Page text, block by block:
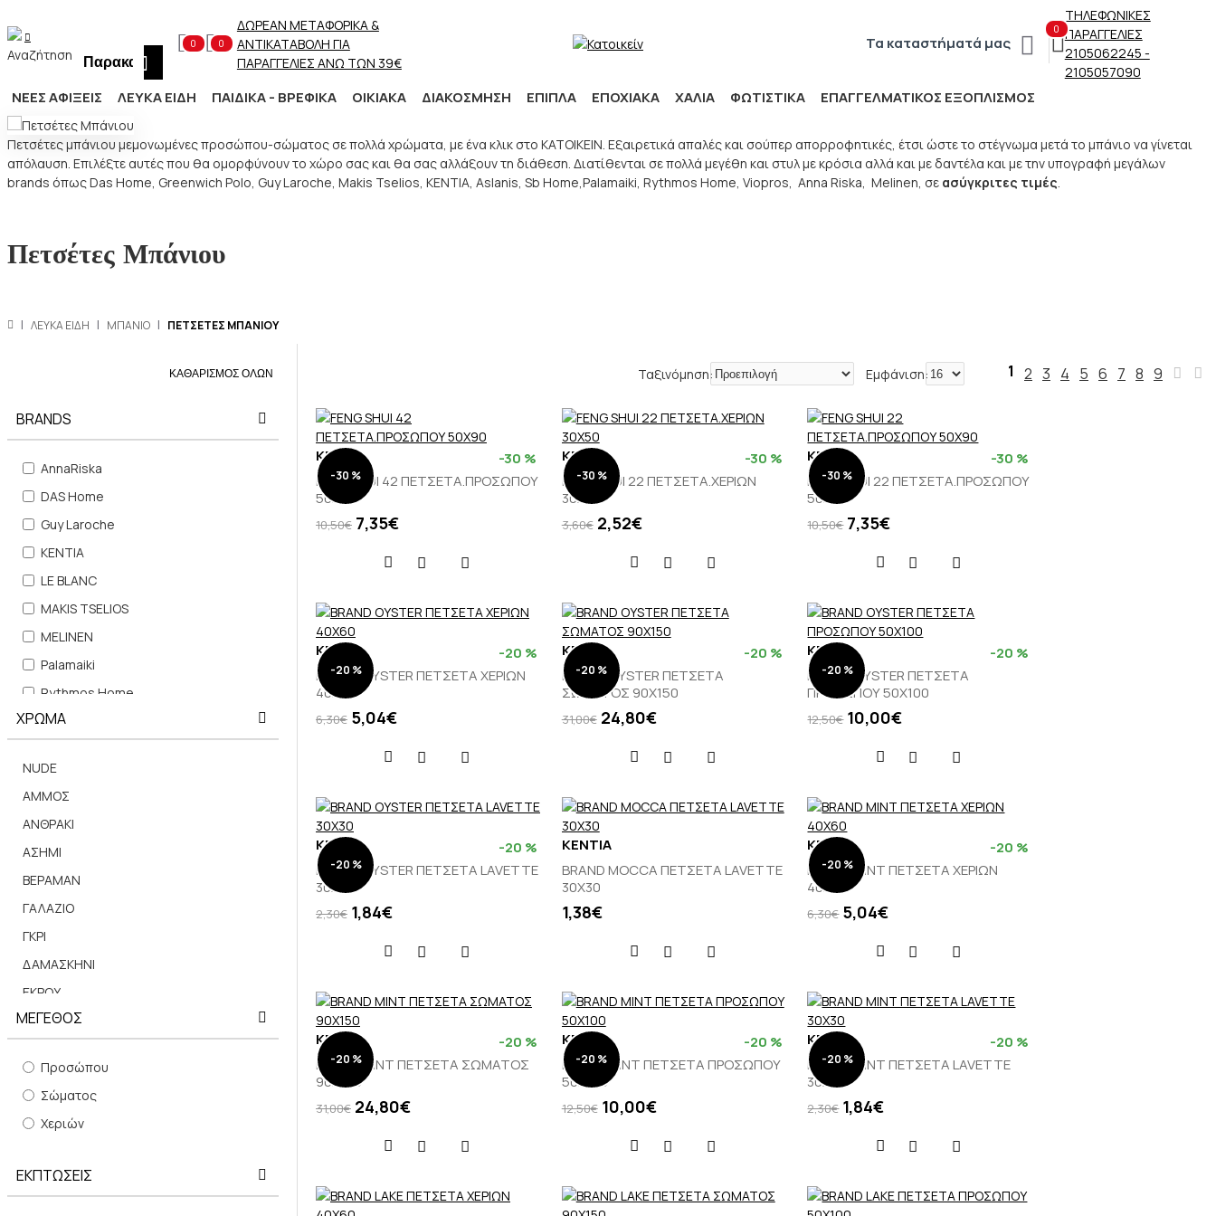
Αναζήτηση
0 0
ΔΩΡΕΑΝ ΜΕΤΑΦΟΡΙΚΑ &
ΑΝΤΙΚΑΤΑΒΟΛΗ ΓΙΑ
ΠΑΡΑΓΓΕΛΙΕΣ ΑΝΩ ΤΩΝ 39€
Τα καταστήματά μας
0
ΤΗΛΕΦΩΝΙΚΕΣ
ΠΑΡΑΓΓΕΛΙΕΣ
2105062245 -
2105057090
ΝΕΕΣ ΑΦΙΞΕΙΣ ΛΕΥΚΑ ΕΙΔΗ ΠΑΙΔΙΚΑ - ΒΡΕΦΙΚΑ ΟΙΚΙΑΚΑ ΔΙΑΚΟΣΜΗΣΗ ΕΠΙΠΛΑ ΕΠΟΧΙΑΚΑ ΧΑΛΙΑ ΦΩΤΙΣΤΙΚΑ ΕΠΑΓΓΕΛΜΑΤΙΚΟΣ ΕΞΟΠΛΙΣΜΟΣ
Πετσέτες μπάνιου μεμονωμένες προσώπου-σώματος σε πολλά χρώματα, με ένα κλικ στο ΚΑΤΟΙΚΕΙΝ. Εξαιρετικά απαλές και σούπερ απορροφητικές, έτσι ώστε το στέγνωμα μετά το μπάνιο να γίνεται
απόλαυση. Επιλέξτε αυτές που θα ομορφύνουν το χώρο σας και θα σας αλλάξουν τη διάθεση. Διατίθενται σε πολλά μεγέθη και στυλ με κρόσια αλλά και με δαντέλα και με την υπογραφή μεγάλων
brands όπως Das Home, Greenwich Polo, Guy Laroche, Makis Tselios, ΚΕΝΤΙΑ, Aslanis, Sb Home,Palamaiki, Rythmos Home, Viopros, Αnna Riska, Melinen, σε ασύγκριτες τιμές.
Πετσέτες Μπάνιου
ΛΕΥΚΑ ΕΙΔΗ ΜΠΑΝΙΟ ΠΕΤΣΕΤΕΣ MΠΑΝΙΟΥ
ΚΑΘΑΡΙΣΜΟΣ ΟΛΩΝ
BRANDS
AnnaRiska
DAS Home
Guy Laroche
KENTIA
LE BLANC
MAKIS TSELIOS
MELINEN
Palamaiki
Rythmos Home
Viopros
BASSETTI
GREENWICH POLO CLUB
TOMMY HILFIGER
ΧΡΩΜΑ
NUDE
ΑΜΜΟΣ
ΑΝΘΡΑΚΙ
ΑΣΗΜΙ
ΒΕΡΑΜΑΝ
ΓΑΛΑΖΙΟ
ΓΚΡΙ
ΔΑΜΑΣΚΗΝΙ
ΕΚΡΟΥ
ΙΒΟΥΑΡ
ΚΕΡΑΜΙΔΙ
ΚΙΤΡΙΝΟ
ΚΟΚΚΙΝΟ
ΜΕΓΕΘΟΣ
Προσώπου
Σώματος
Χεριών
ΕΚΠΤΩΣΕΙΣ
Ταξινόμηση: Εμφάνιση: 1 2 3 4 5 6 7 8 9
-30 %
-30 %
KENTIA
FENG SHUI 42 ΠΕΤΣΕΤΑ.ΠΡΟΣΩΠΟΥ
50X90
10,50€ 7,35€
-30 %
-30 %
KENTIA
FENG SHUI 22 ΠΕΤΣΕΤΑ.ΧΕΡΙΩΝ
30X50
3,60€ 2,52€
-30 %
-30 %
KENTIA
FENG SHUI 22 ΠΕΤΣΕΤΑ.ΠΡΟΣΩΠΟΥ
50Χ90
10,50€ 7,35€
-20 %
-20 %
KENTIA
BRAND OYSTER ΠΕΤΣΕΤΑ ΧΕΡΙΩΝ
40X60
6,30€ 5,04€
-20 %
-20 %
KENTIA
BRAND OYSTER ΠΕΤΣΕΤΑ
ΣΩΜΑΤΟΣ 90Χ150
31,00€ 24,80€
-20 %
-20 %
KENTIA
BRAND OYSTER ΠΕΤΣΕΤΑ
ΠΡΟΣΩΠΟΥ 50Χ100
12,50€ 10,00€
-20 %
-20 %
KENTIA
BRAND OYSTER ΠΕΤΣΕΤΑ LAVETTE
30Χ30
2,30€ 1,84€
KENTIA
BRAND MOCCA ΠΕΤΣΕΤΑ LAVETTE
30Χ30
1,38€
-20 %
-20 %
KENTIA
BRAND MINT ΠΕΤΣΕΤΑ ΧΕΡΙΩΝ
40X60
6,30€ 5,04€
-20 %
-20 %
KENTIA
BRAND MINT ΠΕΤΣΕΤΑ ΣΩΜΑΤΟΣ
90Χ150
31,00€ 24,80€
-20 %
-20 %
KENTIA
BRAND MINT ΠΕΤΣΕΤΑ ΠΡΟΣΩΠΟΥ
50Χ100
12,50€ 10,00€
-20 %
-20 %
KENTIA
BRAND MINT ΠΕΤΣΕΤΑ LAVETTE
30Χ30
2,30€ 1,84€